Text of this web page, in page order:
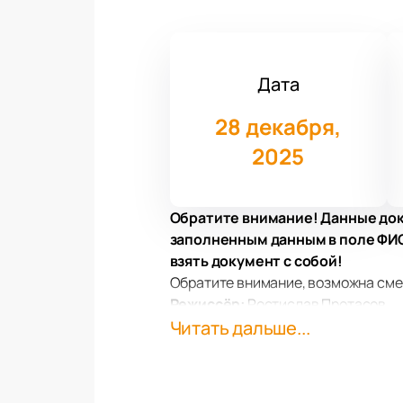
Дата
28 декабря,
2025
Обратите внимание! Данные
заполненным данным в поле
взять документ с собой!
Обратите внимание, возможна
Режиссёр: Ростислав Протасов
Московский музыкальный театр
Читать дальше...